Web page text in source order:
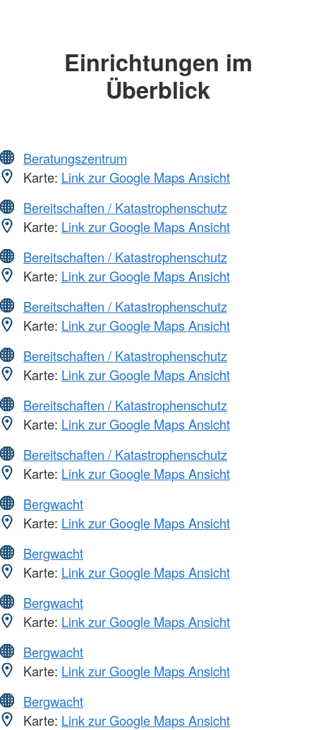
Einrichtungen im
Überblick
Beratungszentrum
Karte: Link zur Google Maps Ansicht
Bereitschaften / Katastrophenschutz
Karte: Link zur Google Maps Ansicht
Bereitschaften / Katastrophenschutz
Karte: Link zur Google Maps Ansicht
Bereitschaften / Katastrophenschutz
Karte: Link zur Google Maps Ansicht
Bereitschaften / Katastrophenschutz
Karte: Link zur Google Maps Ansicht
Bereitschaften / Katastrophenschutz
Karte: Link zur Google Maps Ansicht
Bereitschaften / Katastrophenschutz
Karte: Link zur Google Maps Ansicht
Bergwacht
Karte: Link zur Google Maps Ansicht
Bergwacht
Karte: Link zur Google Maps Ansicht
Bergwacht
Karte: Link zur Google Maps Ansicht
Bergwacht
Karte: Link zur Google Maps Ansicht
Bergwacht
Karte: Link zur Google Maps Ansicht